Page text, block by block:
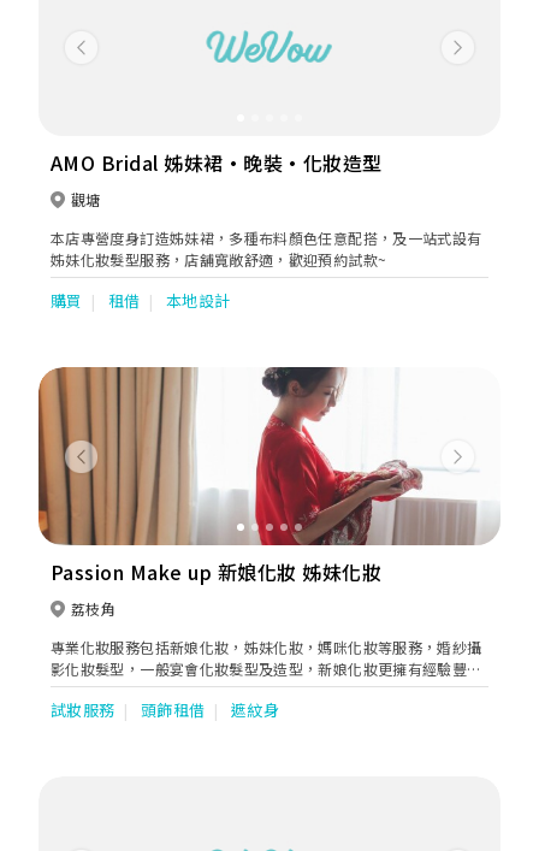
Previous Next
AMO Bridal 姊妹裙·晚裝·化妝造型
觀塘
本店專營度身訂造姊妹裙，多種布料顏色任意配搭，及一站式設有
姊妹化妝髮型服務，店舖寬敞舒適，歡迎預約試款~
購買 租借 本地設計
Previous Next
Passion Make up 新娘化妝 姊妹化妝
荔枝角
專業化妝服務包括新娘化妝，姊妹化妝，媽咪化妝等服務，婚紗攝
影化妝髮型，一般宴會化妝髮型及造型，新娘化妝更擁有經驗豐
富，年中服務顧客過百，歡迎查詢細節，令你婚禮當天錦上添花。
試妝服務 頭飾租借 遮紋身